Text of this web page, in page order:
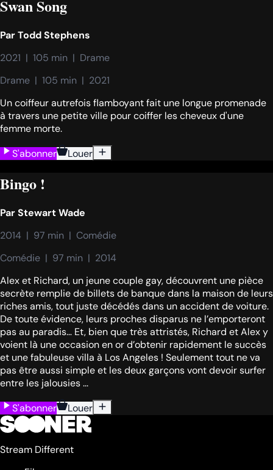
Swan Song
ParTodd Stephens
2021  |  105 min  |  Drame
Drame  |  105 min  |  2021
Un coiffeur autrefois flamboyant fait une longue promenade
à travers une petite ville pour coiffer les cheveux d'une
femme morte.
S'abonner
Louer
Bingo !
ParStewart Wade
2014  |  97 min  |  Comédie
Comédie  |  97 min  |  2014
Alex et Richard, un jeune couple gay, découvrent une pièce
secrète remplie de billets de banque dans la maison de leurs
riches amis, tout juste décédés dans un accident de voiture.
De toute évidence, leurs proches disparus ne l’emporteront
pas au paradis… Et, bien que très attristés, Richard et Alex y
voient là une occasion en or d’obtenir rapidement le succès
et une fabuleuse villa à Los Angeles ! Seulement tout ne va
pas être aussi simple et les deux garçons vont devoir surfer
entre les jalousies ...
S'abonner
Louer
Stream Different